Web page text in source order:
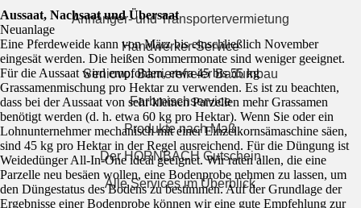
Aussaat, Nachsaat und Übersaat
Neuanlage
Eine Pferdeweide kann von März bis einschließlich November
eingesät werden. Die heißen Sommermonate sind weniger geeignet.
Für die Aussaat wird empfohlen, etwa 45 bis 55 kg
Grassamenmischung pro Hektar zu verwenden. Es ist zu beachten,
dass bei der Aussaat von sehr kleinen Parzellen mehr Grassamen
benötigt werden (d. h. etwa 60 kg pro Hektar). Wenn Sie oder ein
Lohnunternehmer mechanisch mit einer Einzelkornsämaschine säen,
sind 45 kg pro Hektar in der Regel ausreichend. Für die Düngung ist
Weidedünger All-In-One ideal geeignet. Wir raten allen, die eine
Parzelle neu besäen wollen, eine Bodenprobe nehmen zu lassen, um
den Düngestatus des Bodens zu bestimmen. Auf der Grundlage der
Ergebnisse einer Bodenprobe können wir eine gute Empfehlung zur
Anhänger- und Transportervermietung
Handwerker-Service
Seniovo: Barrierefreier Badumbau
Farbmischservice
Produkte nach Maß
Der HORNBACH Gutschein
Alle Services im Überblick